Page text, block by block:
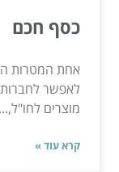
כסף חכם
אחת המטרות
לאפשר לחברות
מוצרים לחו"ל,...
קרא עוד »